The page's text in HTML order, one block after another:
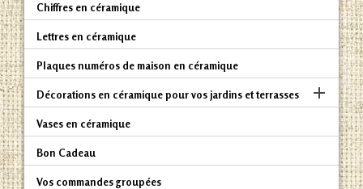
Chiffres en céramique
Lettres en céramique
Plaques numéros de maison en céramique
Décorations en céramique pour vos jardins et terrasses 
Vases en céramique
Bon Cadeau
Vos commandes groupées